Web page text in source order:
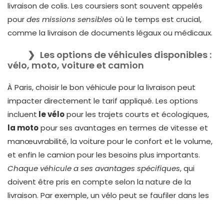
livraison de colis. Les coursiers sont souvent appelés
pourdes missions sensibles où le temps est crucial,
comme la livraison de documents légaux ou médicaux.
Les options de véhicules disponibles :
vélo, moto, voiture et camion
À Paris, choisir le bon véhicule pour la livraison peut
impacter directement le tarif appliqué. Les options
incluent le vélopour les trajets courts et écologiques,
la motopour ses avantages en termes de vitesse et
manœuvrabilité, la voiture pour le confort et le volume,
et enfin le camion pour les besoins plus importants.
Chaque véhicule a ses avantages spécifiques, qui
doivent être pris en compte selon la nature de la
livraison. Par exemple, un vélo peut se faufiler dans les